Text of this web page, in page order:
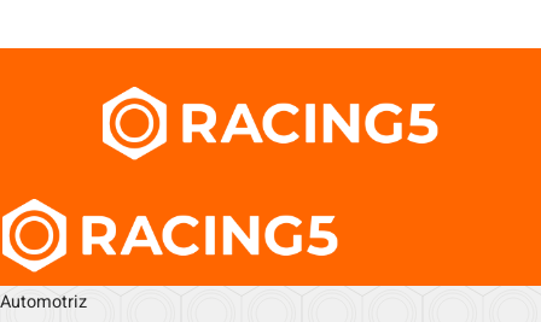
Automotriz